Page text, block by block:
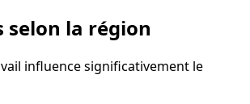
selon la région
influence significativement le